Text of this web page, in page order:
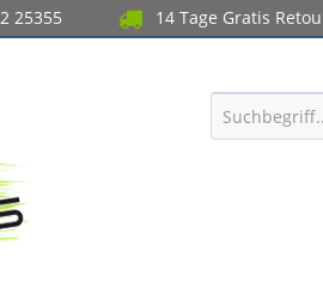
25355 14 Tage Gratis